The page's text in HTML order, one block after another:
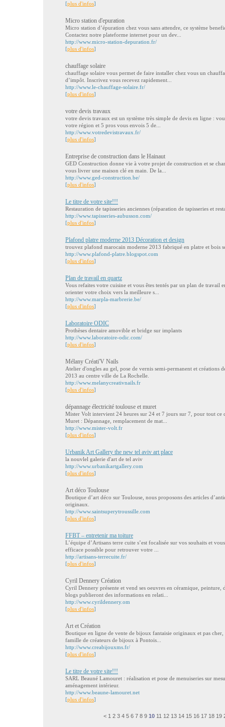
[plus d'infos]
Micro station d'epuration
Micro station d’épuration chez vous sans attendre, ce système
Contactez notre plateforme internet pour un dev...
http://www.micro-station-depuration.fr/
[plus d'infos]
chauffage solaire
chauffage solaire vous permet de faire installer chez vous un
d’impôt. Inscrivez vous recevez rapidement...
http://www.le-chauffage-solaire.fr/
[plus d'infos]
votre devis travaux
votre devis travaux est un système très simple de devis en ligne :
votre région et 5 pros vous envois 5 de...
http://www.votredevistravaux.fr/
[plus d'infos]
Entreprise de construction dans le Hainaut
GED Construction donne vie à votre projet de construction et se
vous livrer une maison clé en main. De la...
http://www.ged-construction.be/
[plus d'infos]
Le titre de votre site!!!
Restauration de tapisseries anciennes (réparation de tapisseries et
http://www.tapisseries-aubusson.com/
[plus d'infos]
Plafond platre moderne 2013 Décoration et design
trouvez plafond marocain moderne 2013 fabriqué en platre et bois
http://www.plafond-platre.blogspot.com
[plus d'infos]
Plan de travail en quartz
Vous refaites votre cuisine et vous êtes tentés par un plan de travail
orienter votre choix vers la meilleure s...
http://www.marpla-marbrerie.be/
[plus d'infos]
Laboratoire ODIC
Prothèses dentaire amovible et bridge sur implants
http://www.laboratoire-odic.com/
[plus d'infos]
Mélany Créati'V Nails
Atelier d'ongles au gel, pose de vernis semi-permanent et créations
2013 au centre ville de La Rochelle.
http://www.melanycreativnails.fr
[plus d'infos]
dépannage électricité toulouse et muret
Mister Volt intervient 24 heures sur 24 et 7 jours sur 7, pour tout ce
Muret : Dépannage, remplacement de mat...
http://www.mister-volt.fr
[plus d'infos]
Urbanik Art Gallery the new tel aviv art place
la nouvlel galerie d'art de tel aviv
http://www.urbanikartgallery.com
[plus d'infos]
Art déco Toulouse
Boutique d’art déco sur Toulouse, nous proposons des articles
originaux.
http://www.saintsuperytroussille.com
[plus d'infos]
FFBT – entretenir ma toiture
L’équipe d’Artisans terre cuite s’est focalisée sur vos souhaits et
efficace possible pour retrouver votre ...
http://artisans-terrecuite.fr/
[plus d'infos]
Cyril Dennery Création
Cyril Dennery présente et vend ses oeuvres en céramique, peinture,
blogs publieront des informations en relati...
http://www.cyrildennery.om
[plus d'infos]
Art et Création
Boutique en ligne de vente de bijoux fantaisie originaux et pas
famille de créateurs de bijoux à Pontois...
http://www.creabijouxms.fr/
[plus d'infos]
Le titre de votre site!!!
SARL Beauné Lamouret : réalisation et pose de menuiseries sur
aménagement intérieur.
http://www.beaune-lamouret.net
[plus d'infos]
< 1 2 3 4 5 6 7 8 9 10 11 12 13 14 15 16 17 18 19